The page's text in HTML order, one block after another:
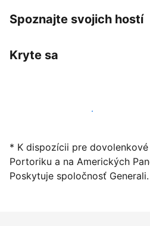
Spoznajte svojich hostí
Kryte sa
Začať ponúkať svoje
* K dispozícii pre dovolenkové
Portoriku a na Amerických
Poskytuje spoločnosť Generali.